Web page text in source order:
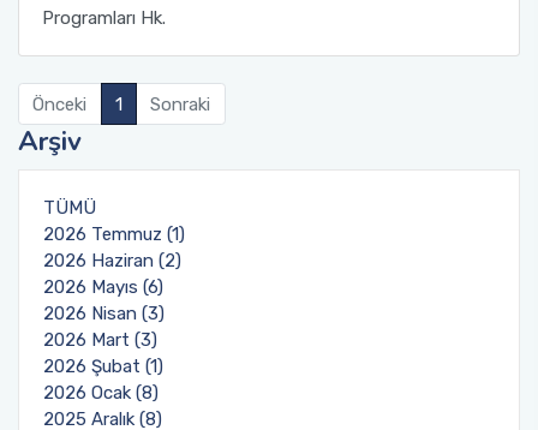
Programları Hk.
Önceki 1 Sonraki
Arşiv
TÜMÜ
2026 Temmuz (1)
2026 Haziran (2)
2026 Mayıs (6)
2026 Nisan (3)
2026 Mart (3)
2026 Şubat (1)
2026 Ocak (8)
2025 Aralık (8)